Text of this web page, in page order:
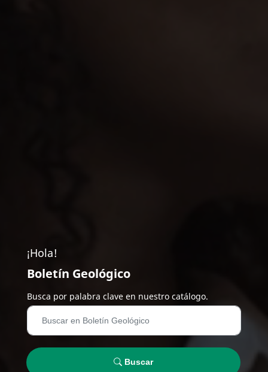
¡Hola!
Boletín Geológico
Busca por palabra clave en nuestro catálogo.
Buscar